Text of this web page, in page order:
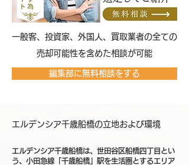
​一般客、投資家、外国人、買取業者の全ての
売却可能性を含めた相談が可能
編集部に無料相談をする
エルデンシア千歳船橋の立地および環境
エルデンシア千歳船橋は、世田谷区船橋四丁目とい
う、小田急線「千歳船橋」駅を生活圏とするエリア